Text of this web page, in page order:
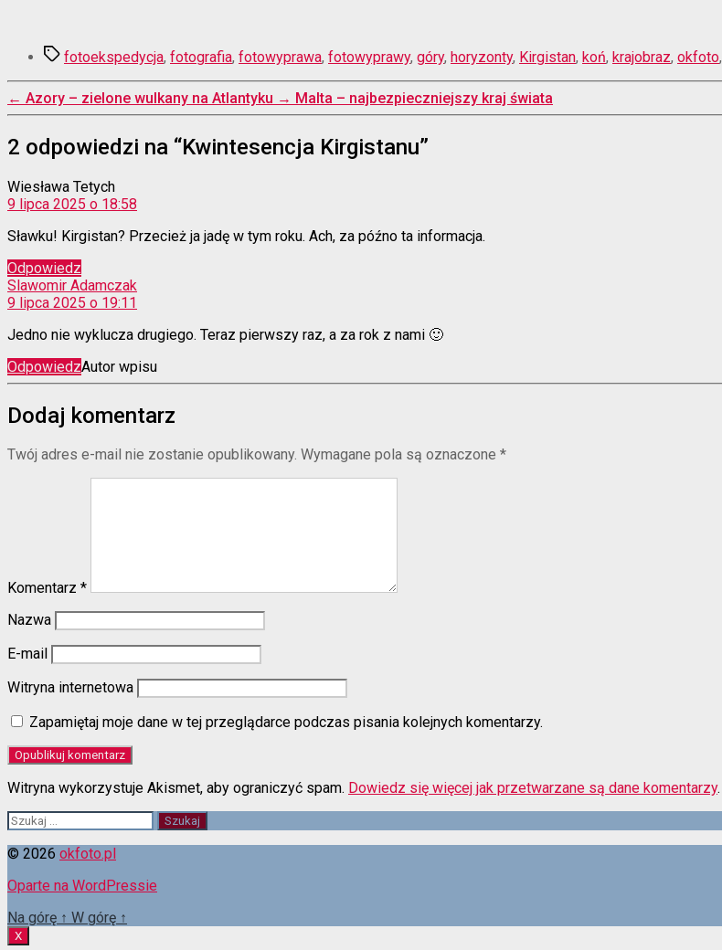
Tagifotoekspedycja, fotografia, fotowyprawa, fotowyprawy, góry, horyzonty, Kirgistan, koń, krajobraz, okfoto,
← Azory – zielone wulkany na Atlantyku → Malta – najbezpieczniejszy kraj świata
2 odpowiedzi na “Kwintesencja Kirgistanu”
Wiesława Tetychkomentarz:
9 lipca 2025 o 18:58
Sławku! Kirgistan? Przecież ja jadę w tym roku. Ach, za późno ta informacja.
Odpowiedz
Slawomir Adamczak
9 lipca 2025 o 19:11
Jedno nie wyklucza drugiego. Teraz pierwszy raz, a za rok z nami 🙂
OdpowiedzAutor wpisu
Dodaj komentarz
Twój adres e-mail nie zostanie opublikowany. Wymagane pola są oznaczone *
Komentarz *
Nazwa
E-mail
Witryna internetowa
Zapamiętaj moje dane w tej przeglądarce podczas pisania kolejnych komentarzy.
Witryna wykorzystuje Akismet, aby ograniczyć spam. Dowiedz się więcej jak przetwarzane są dane komentarzy.
Szukaj:
© 2026 okfoto.pl
Oparte na WordPressie
Na górę ↑ W górę ↑
X